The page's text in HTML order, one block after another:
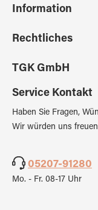
Information
Rechtliches
TGK GmbH
Service Kontakt
Haben Sie Fragen,
Wir würden uns
05207-91280
Mo. - Fr. 08-17 Uhr